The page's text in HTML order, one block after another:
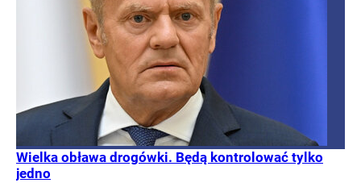
Wielka obława drogówki. Będą kontrolować tylko
jedno